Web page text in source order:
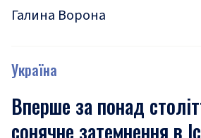
Галина Ворона
Україна
Вперше за понад
сонячне затемнення в